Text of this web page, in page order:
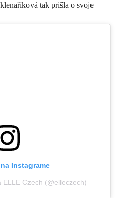
tak prišla o svoje
Instagrame
Czech (@elleczech)